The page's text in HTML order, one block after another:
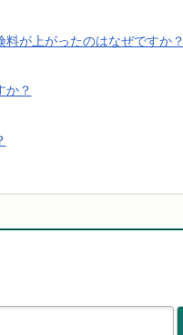
が上がったのはなぜですか？
か？